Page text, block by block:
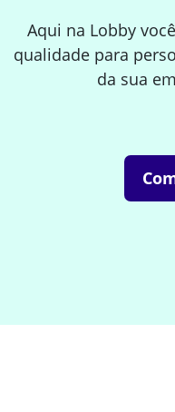
Aqui na Lobby
qualidade para
da sua